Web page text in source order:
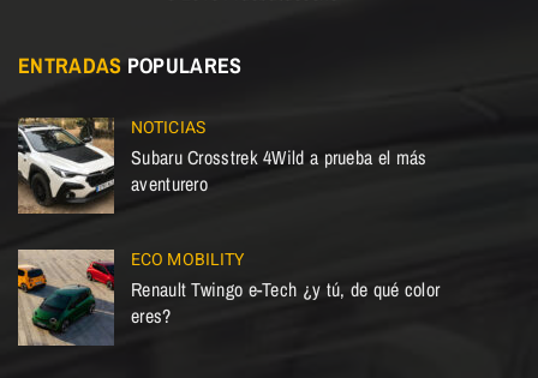
ENTRADAS POPULARES
NOTICIAS
Subaru Crosstrek 4Wild a prueba el más
aventurero
ECO MOBILITY
Renault Twingo e-Tech ¿y tú, de qué color
eres?